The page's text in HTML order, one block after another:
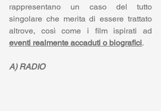
rappresentano un caso del tutto
singolare che merita di essere trattato
eventi realmente accaduti o biografici.
A) RADIO